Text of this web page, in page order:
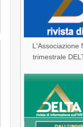
trimestrale